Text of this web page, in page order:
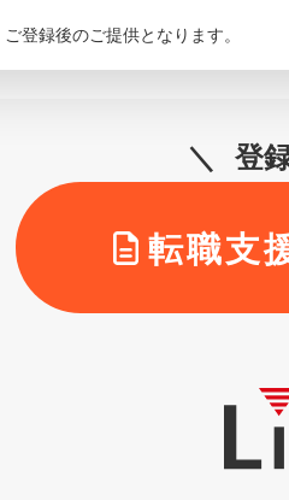
登録後のご提供となります。
登
転職支